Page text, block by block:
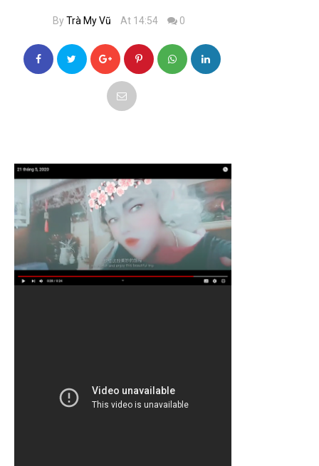
ByTrà My Vũ At 14:54 0